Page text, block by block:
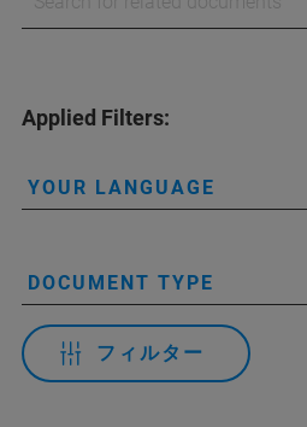
Applied Filters:
YOUR LANGUAGE
DOCUMENT TYPE
フィルター